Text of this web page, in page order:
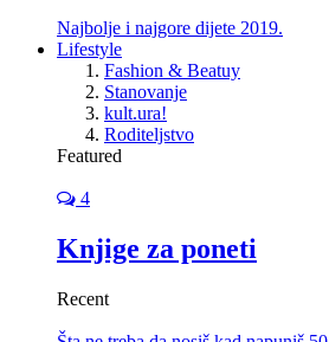
Najbolje i najgore dijete 2019.
Lifestyle
Fashion & Beatuy
Stanovanje
kult.ura!
Roditeljstvo
Featured
4
Knjige za poneti
Recent